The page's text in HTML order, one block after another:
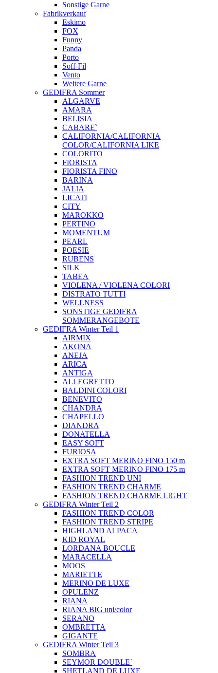
Sonstige Garne
Fabrikverkauf
Eskimo
FOX
Funny
Panda
Porto
Soff-Fil
Vento
Weitere Garne
GEDIFRA Sommer
ALGARVE
AMARA
BELISIA
CABARE`
CALIFORNIA/CALIFORNIA
COLOR/CALIFORNIA LIKE
COLORITO
FIORISTA
FIORISTA FINO
BARINA
JALIA
LICATI
CITY
MAROKKO
PERTINO
MOMENTUM
PEARL
POESIE
RUBENS
SILK
TABEA
VIOLENA / VIOLENA COLORI
DISTRATO TUTTI
WELLNESS
SONSTIGE GEDIFRA
SOMMERANGEBOTE
GEDIFRA Winter Teil 1
AIRMIX
AKONA
ANEJA
ARICA
ANTIGA
ALLEGRETTO
BALDINI COLORI
BENEVITO
CHANDRA
CHAPELLO
DIANDRA
DONATELLA
EASY SOFT
FURIOSA
EXTRA SOFT MERINO FINO 150 m
EXTRA SOFT MERINO FINO 175 m
FASHION TREND UNI
FASHION TREND CHARME
FASHION TREND CHARME LIGHT
GEDIFRA Winter Teil 2
FASHION TREND COLOR
FASHION TREND STRIPE
HIGHLAND ALPACA
KID ROYAL
LORDANA BOUCLE
MARACELLA
MOOS
MARIETTE
MERINO DE LUXE
OPULENZ
RIANA
RIANA BIG uni/color
SERANO
OMBRETTA
GIGANTE
GEDIFRA Winter Teil 3
SOMBRA
SEYMOR DOUBLE`
SHETLAND DE LUXE